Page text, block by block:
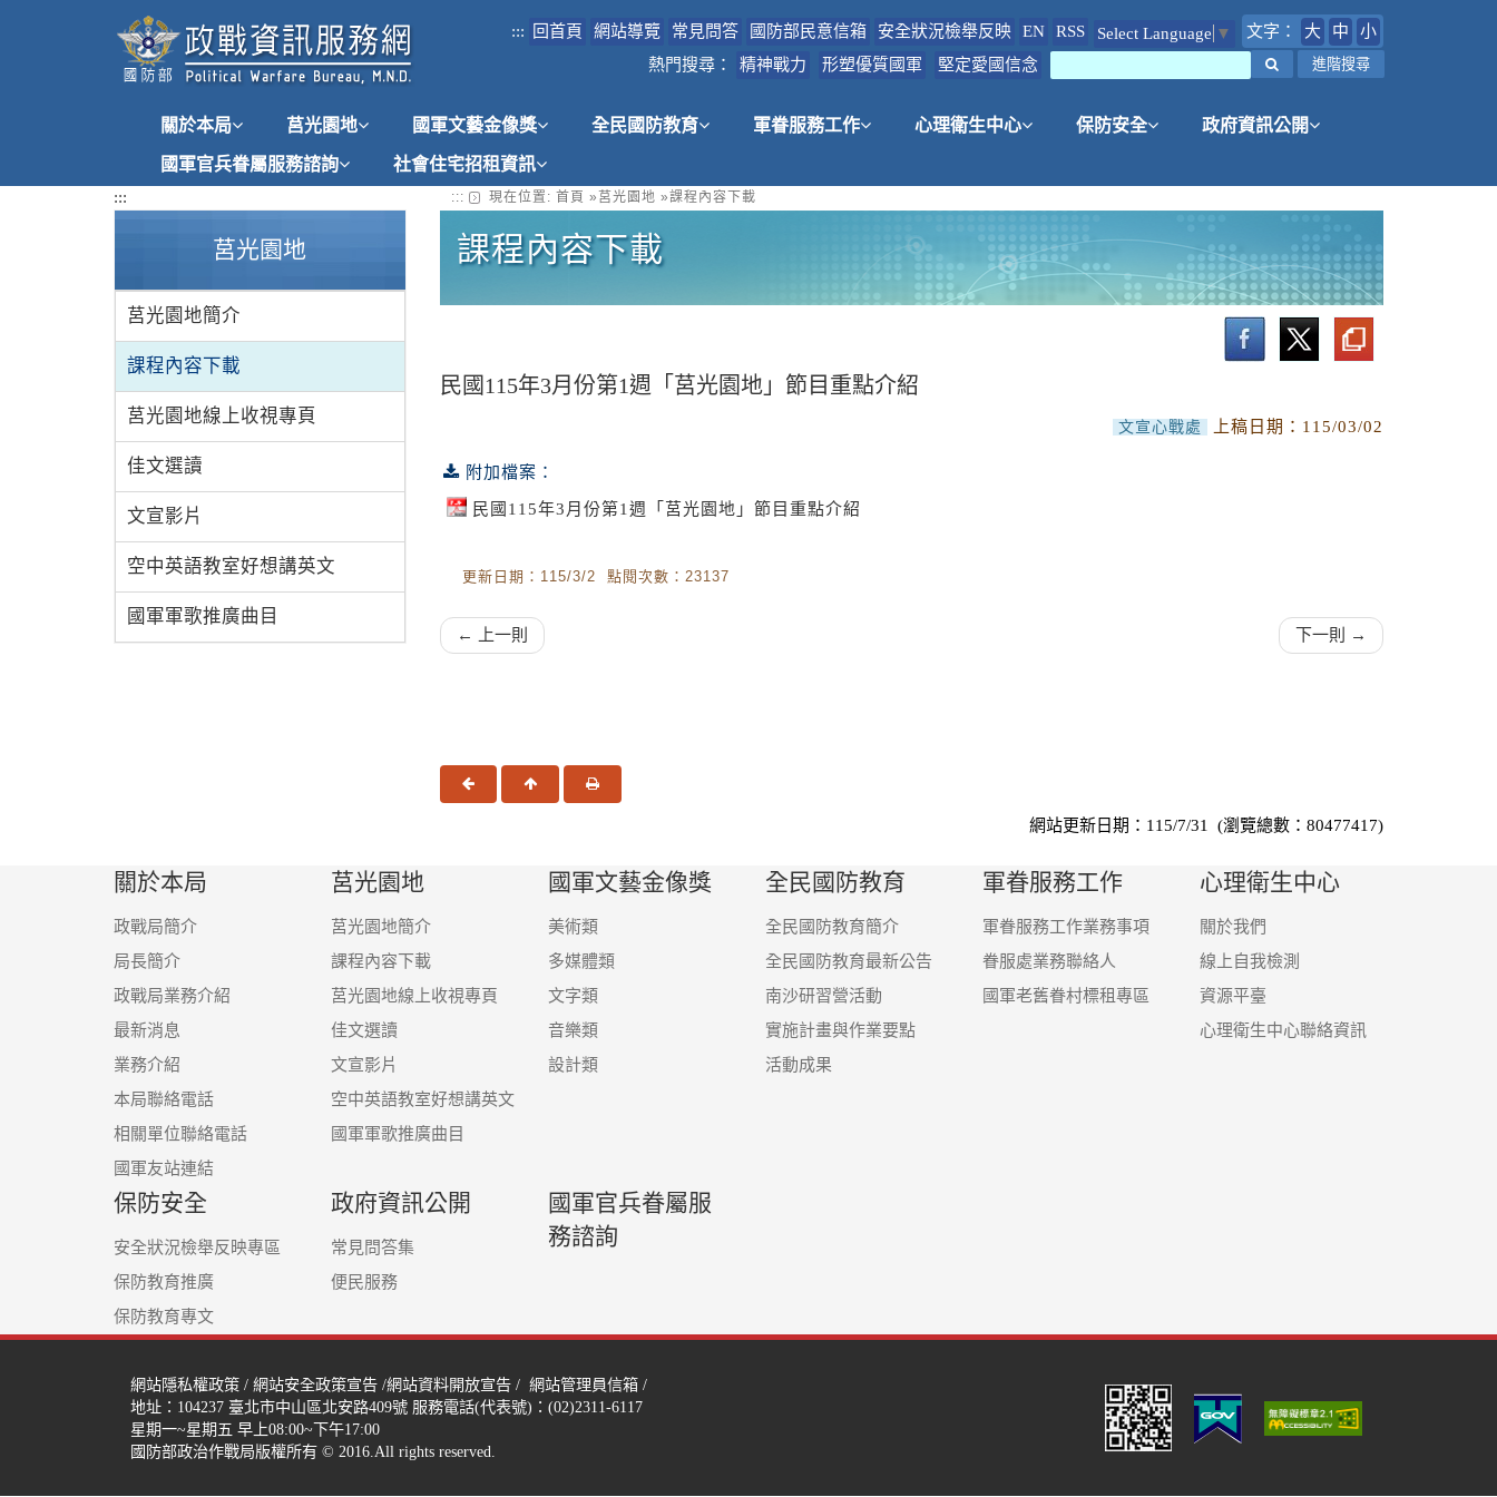
::: 回首頁 網站導覽 常見問答 國防部民意信箱 安全狀況檢舉反映 EN RSS Select Language ▼ 文字： 大 中
小
熱門搜尋：
精神戰力 形塑優質國軍 堅定愛國信念 進階搜尋
關於本局 莒光園地 國軍文藝金像獎 全民國防教育 軍眷服務工作 心理衛生中心 保防安全 政府資訊公開
國軍官兵眷屬服務諮詢 社會住宅招租資訊
:::
莒光園地
莒光園地簡介
課程內容下載
莒光園地線上收視專頁
佳文選讀
文宣影片
空中英語教室好想講英文
國軍軍歌推廣曲目
::: 現在位置: 首頁 »莒光園地 »課程內容下載
課程內容下載
民國115年3月份第1週「莒光園地」節目重點介紹
文宣心戰處 上稿日期： 115/03/02
附加檔案：
民國115年3月份第1週「莒光園地」節目重點介紹
更新日期：115/3/2 點閱次數：23137
← 上一則 下一則 →
上一頁 回頂端 友善列印
網站更新日期：115/7/31 (瀏覽總數：80477417)
關於本局
政戰局簡介
局長簡介
政戰局業務介紹
最新消息
業務介紹
本局聯絡電話
相關單位聯絡電話
國軍友站連結
莒光園地
莒光園地簡介
課程內容下載
莒光園地線上收視專頁
佳文選讀
文宣影片
空中英語教室好想講英文
國軍軍歌推廣曲目
國軍文藝金像獎
美術類
多媒體類
文字類
音樂類
設計類
全民國防教育
全民國防教育簡介
全民國防教育最新公告
南沙研習營活動
實施計畫與作業要點
活動成果
軍眷服務工作
軍眷服務工作業務事項
眷服處業務聯絡人
國軍老舊眷村標租專區
心理衛生中心
關於我們
線上自我檢測
資源平臺
心理衛生中心聯絡資訊
保防安全
安全狀況檢舉反映專區
保防教育推廣
保防教育專文
政府資訊公開
常見問答集
便民服務
國軍官兵眷屬服
務諮詢
網站隱私權政策 / 網站安全政策宣告 /網站資料開放宣告 / 網站管理員信箱 /
地址：104237 臺北市中山區北安路409號 服務電話(代表號)：(02)2311-6117
星期一~星期五 早上08:00~下午17:00
國防部政治作戰局版權所有 © 2016.All rights reserved.